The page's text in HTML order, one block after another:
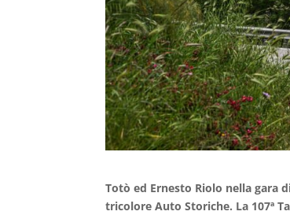
Totò ed Ernesto Riolo nella gara
tricolore Auto Storiche. La 107ª